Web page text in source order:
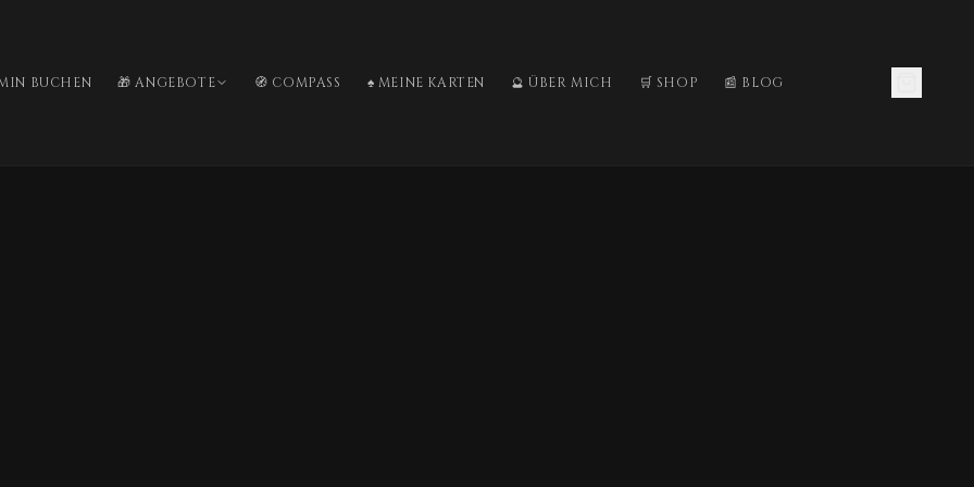
BUCHEN 🎁 ANGEBOTE 🧭 COMPASS ♠️ MEINE KARTEN 🔮 ÜBER MICH 🛒 SHOP 📰 BLOG